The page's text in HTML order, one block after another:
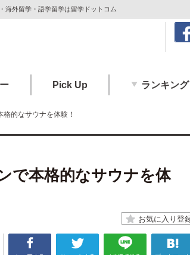
海外留学・語学留学は留学ドットコム
Pick Up ランキング
格的なサウナを体験！
で本格的なサウナを体